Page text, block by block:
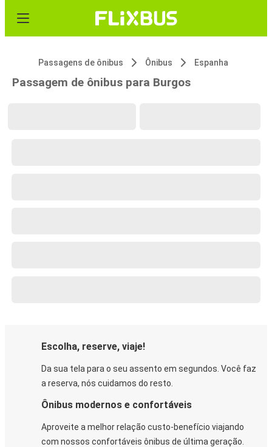
Passagens de ônibus Ônibus Espanha
Passagem de ônibus para Burgos
Escolha, reserve, viaje!
Da sua tela para o seu assento em segundos. Você faz
a reserva, nós cuidamos do resto.
Ônibus modernos e confortáveis
Aproveite a melhor relação custo-benefício viajando
com nossos confortáveis ônibus de última geração.